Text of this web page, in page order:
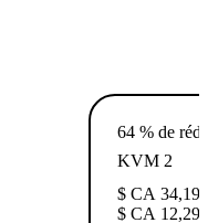
64 % de
KVM 2
$ CA 34,19
$ CA 12,29